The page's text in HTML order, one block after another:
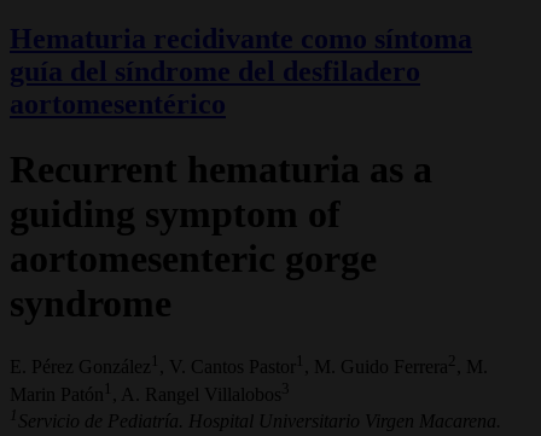
Hematuria recidivante como síntoma
guía del síndrome del desfiladero
aortomesentérico
Recurrent hematuria as a
guiding symptom of
aortomesenteric gorge
syndrome
E. Pérez González 1 , V. Cantos Pastor 1 , M. Guido Ferrera
, M.
Marin Patón
1 , A. Rangel Villalobos 3
1 Servicio de Pediatría. Hospital Universitario Virgen Macarena.